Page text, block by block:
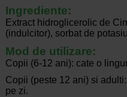
Ingrediente:
Extract hidroglicerolic de
(indulcitor), sorbat de
Mod de utilizare:
Copii (6-12 ani): cate o
Copii (peste 12 ani) si
pe zi.